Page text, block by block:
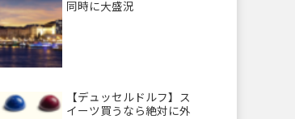
同時に大盛況
【デュッセルドルフ】ス
イーツ買うなら絶対に外